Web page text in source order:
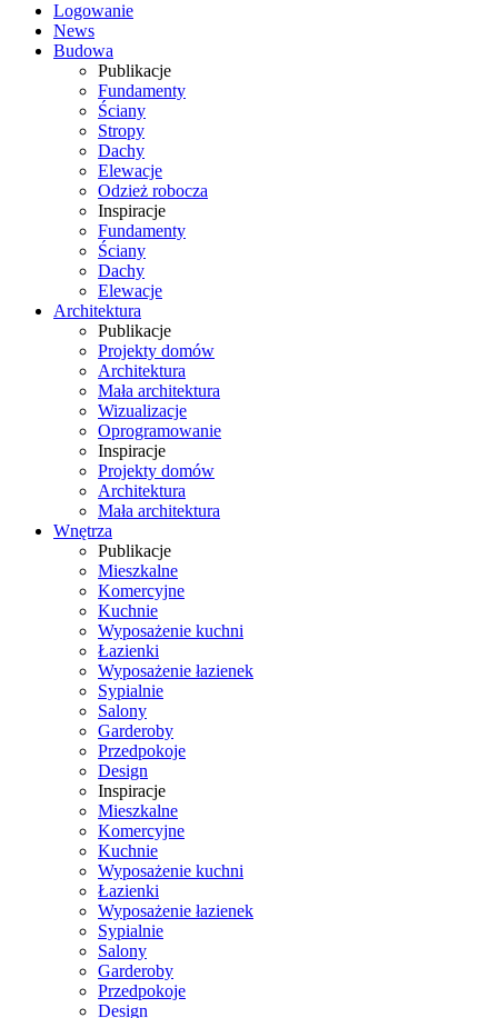
Logowanie
News
Budowa
Publikacje
Fundamenty
Ściany
Stropy
Dachy
Elewacje
Odzież robocza
Inspiracje
Fundamenty
Ściany
Dachy
Elewacje
Architektura
Publikacje
Projekty domów
Architektura
Mała architektura
Wizualizacje
Oprogramowanie
Inspiracje
Projekty domów
Architektura
Mała architektura
Wnętrza
Publikacje
Mieszkalne
Komercyjne
Kuchnie
Wyposażenie kuchni
Łazienki
Wyposażenie łazienek
Sypialnie
Salony
Garderoby
Przedpokoje
Design
Inspiracje
Mieszkalne
Komercyjne
Kuchnie
Wyposażenie kuchni
Łazienki
Wyposażenie łazienek
Sypialnie
Salony
Garderoby
Przedpokoje
Design